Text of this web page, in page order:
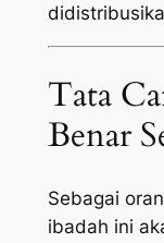
Tata
Benar
Sebagai
ibadah ini